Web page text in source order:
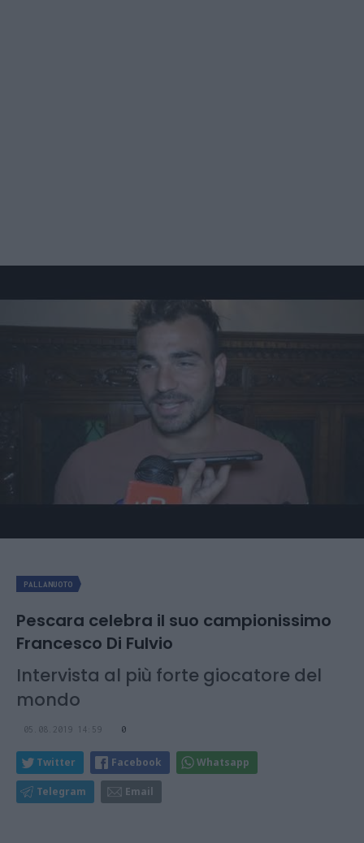
PALLANUOTO
Pescara celebra il suo campionissimo
Francesco Di Fulvio
Intervista al più forte giocatore del
mondo
05.08.2019 14:59 0
Twitter Facebook Whatsapp
Telegram Email